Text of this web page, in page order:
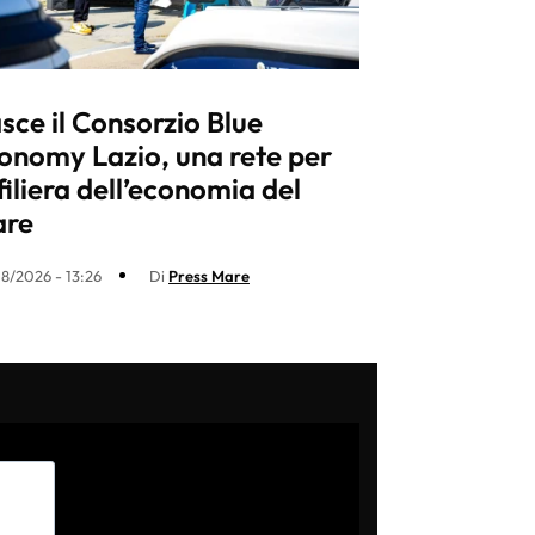
il Consorzio Blue
Lazio, una rete per
dell’economia del
2026 - 13:26 Di Press Mare